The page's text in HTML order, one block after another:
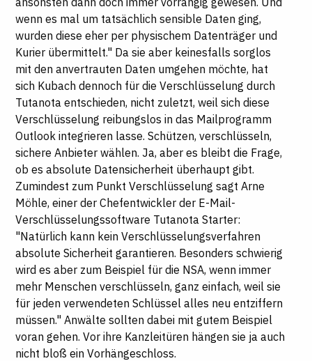
wenn es mal um tatsächlich sensible Daten ging,
wurden diese eher per physischem Datenträger und
Kurier übermittelt." Da sie aber keinesfalls sorglos
mit den anvertrauten Daten umgehen möchte, hat
sich Kubach dennoch für die Verschlüsselung durch
Tutanota entschieden, nicht zuletzt, weil sich diese
Verschlüsselung reibungslos in das Mailprogramm
Outlook integrieren lasse. Schützen, verschlüsseln,
sichere Anbieter wählen. Ja, aber es bleibt die Frage,
ob es absolute Datensicherheit überhaupt gibt.
Zumindest zum Punkt Verschlüsselung sagt Arne
Möhle, einer der Chefentwickler der E-Mail-
Verschlüsselungssoftware Tutanota Starter:
"Natürlich kann kein Verschlüsselungsverfahren
absolute Sicherheit garantieren. Besonders schwierig
wird es aber zum Beispiel für die NSA, wenn immer
mehr Menschen verschlüsseln, ganz einfach, weil sie
für jeden verwendeten Schlüssel alles neu entziffern
müssen." Anwälte sollten dabei mit gutem Beispiel
voran gehen. Vor ihre Kanzleitüren hängen sie ja auch
nicht bloß ein Vorhängeschloss.